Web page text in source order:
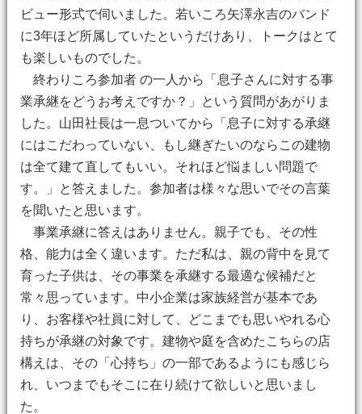
ビュー形式で伺いました。若いころ矢澤永吉のバンド
に3年ほど所属していたというだけあり、トークはとて
も楽しいものでした。
終わりころ参加者 の一人から「息子さんに対する事
業承継をどうお考えですか？」という質問があがりま
した。山田社長は一息ついてから「息子に対する承継
にはこだわっていない、もし継ぎたいのならこの建物
は全て建て直してもいい。それほど悩ましい問題で
す。」と答えました。参加者は様々な思いでその言葉
を聞いたと思います。
事業承継に答えはありません。親子でも、その性
格、能力は全く違います。ただ私は、親の背中を見て
育った子供は、その事業を承継する最適な候補だと
常々思っています。中小企業は家族経営が基本であ
り、お客様や社員に対して、どこまでも思いやれる心
持ちが承継の対象です。建物や庭を含めたこちらの店
構えは、その「心持ち」の一部であるようにも感じら
れ、いつまでもそこに在り続けて欲しいと思いまし
た。